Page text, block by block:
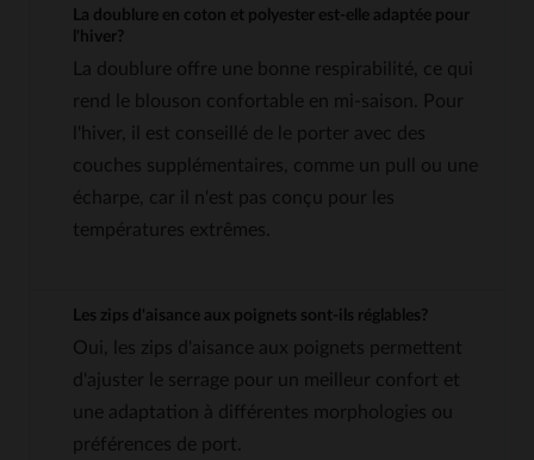
La doublure en coton et polyester est-elle adaptée pour
l'hiver?
La doublure offre une bonne respirabilité, ce qui
rend le blouson confortable en mi-saison. Pour
l'hiver, il est conseillé de le porter avec des
couches supplémentaires, comme un pull ou une
écharpe, car il n'est pas conçu pour les
températures extrêmes.
Les zips d'aisance aux poignets sont-ils réglables?
Oui, les zips d'aisance aux poignets permettent
d'ajuster le serrage pour un meilleur confort et
une adaptation à différentes morphologies ou
préférences de port.